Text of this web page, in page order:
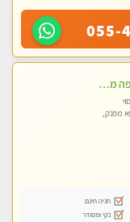
055-
בקליניקה פרטית בחיפה מומלץ לחלוטין! כל סוגי העיסויים מעסה מקצועית ואיכותית פרטי!!טל-0544840029
מפנק,
חניה חינם
נקי ומסודר